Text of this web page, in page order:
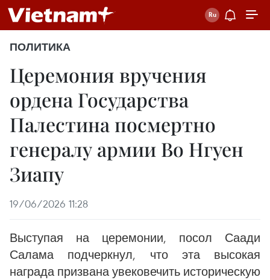
ПОЛИТИКА
Церемония вручения
ордена Государства
Палестина посмертно
генералу армии Во Нгуен
Зиапу
19/06/2026 11:28
Выступая на церемонии, посол Саади
Салама подчеркнул, что эта высокая
награда призвана увековечить историческую